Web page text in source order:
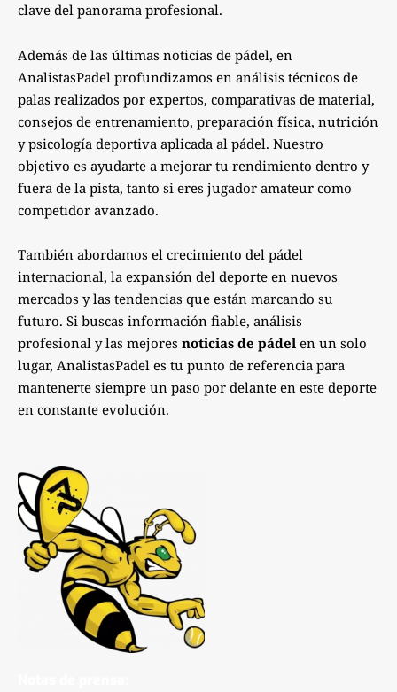
clave del panorama profesional.
Además de las últimas noticias de pádel, en
AnalistasPadel profundizamos en análisis técnicos de
palas realizados por expertos, comparativas de material,
consejos de entrenamiento, preparación física, nutrición
y psicología deportiva aplicada al pádel. Nuestro
objetivo es ayudarte a mejorar tu rendimiento dentro y
fuera de la pista, tanto si eres jugador amateur como
competidor avanzado.
También abordamos el crecimiento del pádel
internacional, la expansión del deporte en nuevos
mercados y las tendencias que están marcando su
futuro. Si buscas información fiable, análisis
profesional y las mejores noticias de pádel en un solo
lugar, AnalistasPadel es tu punto de referencia para
mantenerte siempre un paso por delante en este deporte
en constante evolución.